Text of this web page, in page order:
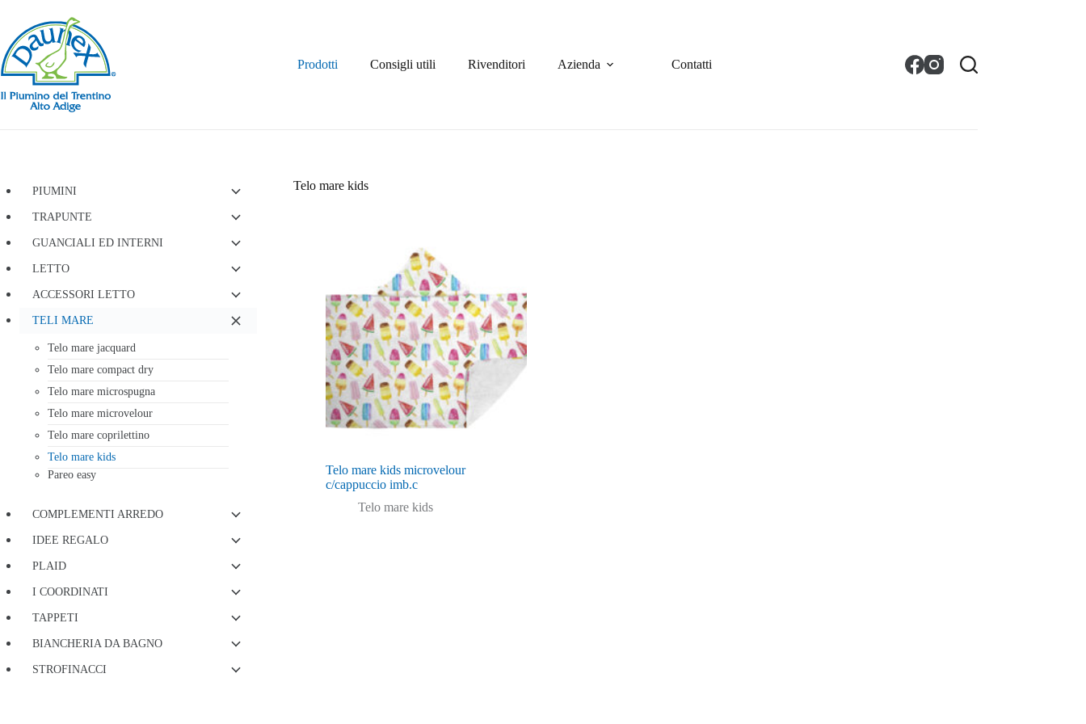
contenuto
Prodotti Consigli utili Rivenditori Azienda Contatti
Telo mare kids
Telo mare kids microvelour
c/cappuccio imb.c
Telo mare kids
PIUMINI
TRAPUNTE
GUANCIALI ED INTERNI
LETTO
ACCESSORI LETTO
TELI MARE
Telo mare jacquard
Telo mare compact dry
Telo mare microspugna
Telo mare microvelour
Telo mare coprilettino
Telo mare kids
Pareo easy
COMPLEMENTI ARREDO
IDEE REGALO
PLAID
I COORDINATI
TAPPETI
BIANCHERIA DA BAGNO
STROFINACCI